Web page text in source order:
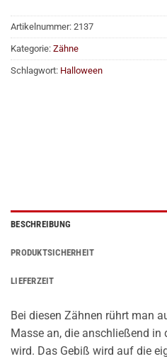
Artikelnummer: 2137
Kategorie: Zähne
Schlagwort: Halloween
BESCHREIBUNG
PRODUKTSICHERHEIT
LIEFERZEIT
Bei diesen Zähnen rührt man
Masse an, die anschließend in
wird. Das Gebiß wird auf die